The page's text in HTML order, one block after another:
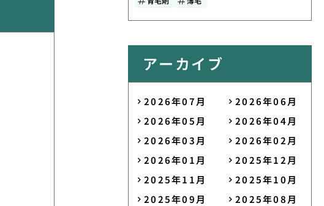
アーカイブ
2026年07月
2026年06月
2026年05月
2026年04月
2026年03月
2026年02月
2026年01月
2025年12月
2025年11月
2025年10月
2025年09月
2025年08月